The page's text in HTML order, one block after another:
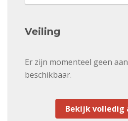
Veiling
Er zijn momenteel geen
beschikbaar.
Bekijk volledig